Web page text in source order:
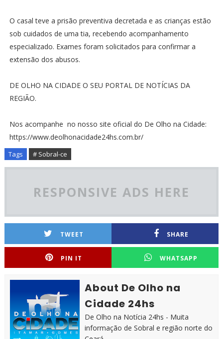
O casal teve a prisão preventiva decretada e as crianças estão
sob cuidados de uma tia, recebendo acompanhamento
especializado. Exames foram solicitados para confirmar a
extensão dos abusos.
DE OLHO NA CIDADE O SEU PORTAL DE NOTÍCIAS DA
REGIÃO.
Nos acompanhe no nosso site oficial do De Olho na Cidade:
https://www.deolhonacidade24hs.com.br/
Tags # Sobral-ce
RESPONSIVE ADS HERE
TWEET SHARE
PIN IT WHATSAPP
About De Olho na
Cidade 24hs
De Olho na Notícia 24hs - Muita
informação de Sobral e região norte do